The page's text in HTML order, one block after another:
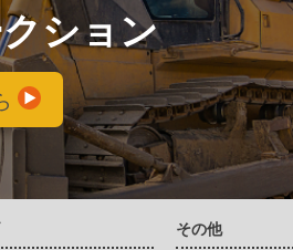
ション
その他